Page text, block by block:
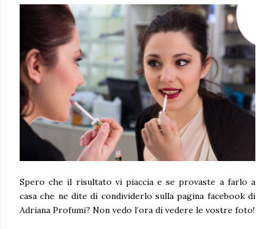
Spero che il risultato vi piaccia e se provaste a farlo a
casa che ne dite di condividerlo sulla pagina facebook di
Adriana Profumi? Non vedo l’ora di vedere le vostre foto!